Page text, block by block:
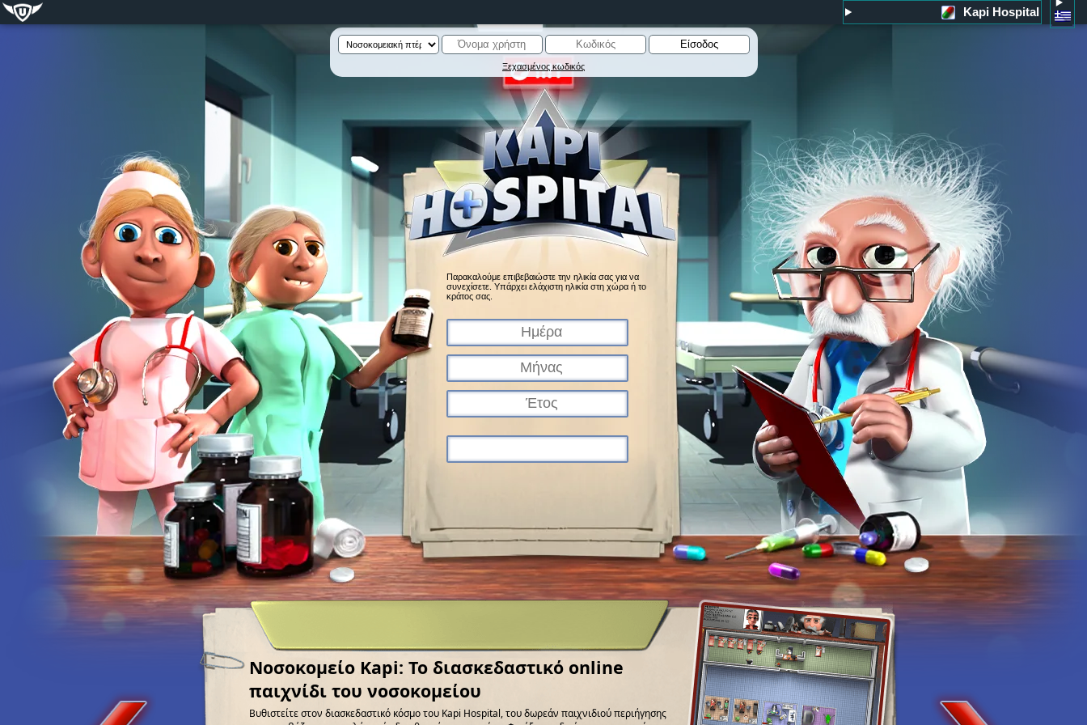
Kapi Hospital
Ξεχασμένος κωδικός
Παρακαλούμε επιβεβαιώστε την ηλικία σας για να
συνεχίσετε. Υπάρχει ελάχιστη ηλικία στη χώρα ή το
κράτος σας.
Νοσοκομείο Kapi: Το διασκεδαστικό online
παιχνίδι του νοσοκομείου
Βυθιστείτε στον διασκεδαστικό κόσμο του Kapi Hospital, του δωρεάν παιχνιδιού περιήγησης